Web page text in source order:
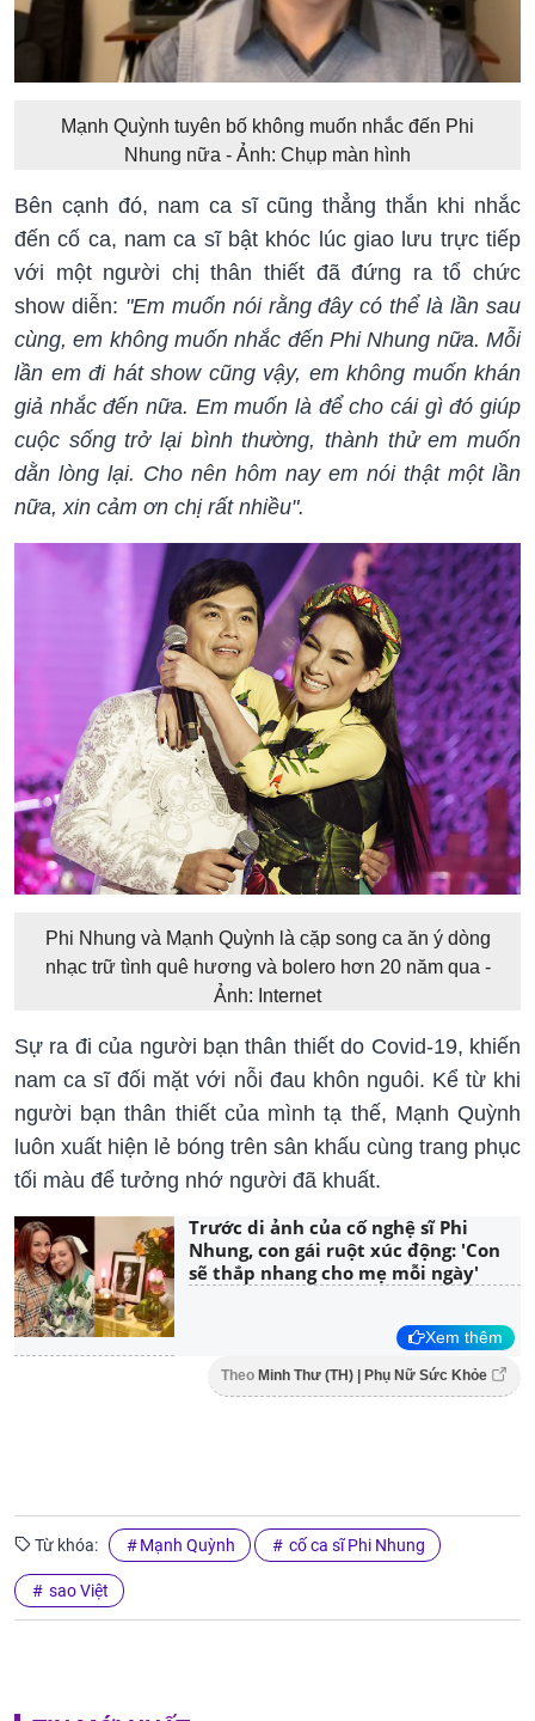
Mạnh Quỳnh tuyên bố không muốn nhắc đến Phi
Nhung nữa - Ảnh: Chụp màn hình
Bên cạnh đó, nam ca sĩ cũng thẳng thắn khi nhắc
đến cố ca, nam ca sĩ bật khóc lúc giao lưu trực tiếp
với một người chị thân thiết đã đứng ra tổ chức
show diễn: "Em muốn nói rằng đây có thể là lần sau
cùng, em không muốn nhắc đến Phi Nhung nữa. Mỗi
lần em đi hát show cũng vậy, em không muốn khán
giả nhắc đến nữa. Em muốn là để cho cái gì đó giúp
cuộc sống trở lại bình thường, thành thử em muốn
dằn lòng lại. Cho nên hôm nay em nói thật một lần
nữa, xin cảm ơn chị rất nhiều".
Phi Nhung và Mạnh Quỳnh là cặp song ca ăn ý dòng
nhạc trữ tình quê hương và bolero hơn 20 năm qua -
Ảnh: Internet
Sự ra đi của người bạn thân thiết do Covid-19, khiến
nam ca sĩ đối mặt với nỗi đau khôn nguôi. Kể từ khi
người bạn thân thiết của mình tạ thế, Mạnh Quỳnh
luôn xuất hiện lẻ bóng trên sân khấu cùng trang phục
tối màu để tưởng nhớ người đã khuất.
Trước di ảnh của cố nghệ sĩ Phi
Nhung, con gái ruột xúc động: 'Con
sẽ thắp nhang cho mẹ mỗi ngày'
Xem thêm
Theo Minh Thư (TH) | Phụ Nữ Sức Khỏe
Từ khóa: Mạnh Quỳnh cố ca sĩ Phi Nhung
sao Việt